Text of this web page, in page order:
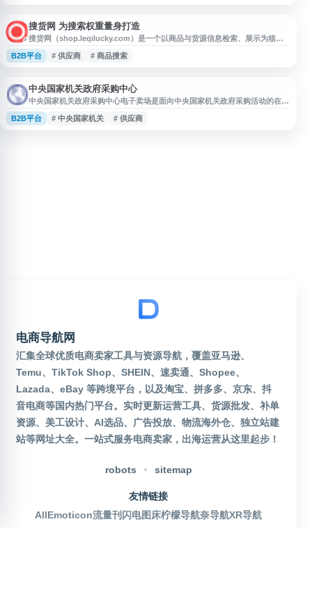
搜货网 为搜索权重量身打造
搜货网（shop.leqilucky.com）是一个以商品与货源信息检索、展示为核心
的网站，页面定位为“为搜索权重量身打造”。网站适合用于商品搜索、货源查
找及相关信息浏览，为用户提供便捷的入口参考。
B2B平台 # 供应商 # 商品搜索
中央国家机关政府采购中心
中央国家机关政府采购中心电子卖场是面向中央国家机关政府采购活动的在线
服务平台，提供政府采购相关商品浏览、交易管理、采购信息查询等功能。平
台围绕规范化采购流程建设，服务采购人、供应商及相关单位，便于用户了解
B2B平台 # 中央国家机关 # 供应商
电商导航网
汇集全球优质电商卖家工具与资源导航，覆盖亚马逊、
Temu、TikTok Shop、SHEIN、速卖通、Shopee、
Lazada、eBay 等跨境平台，以及淘宝、拼多多、京东、抖
音电商等国内热门平台。实时更新运营工具、货源批发、补单
资源、美工设计、AI选品、广告投放、物流海外仓、独立站建
站等网址大全。一站式服务电商卖家，出海运营从这里起步！
robots sitemap
友情链接
AllEmoticon流量刊 闪电图床柠檬导航奈导航XR导航